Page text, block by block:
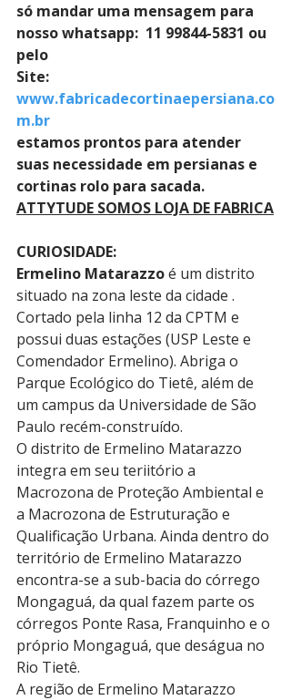
só mandar uma mensagem para
nosso whatsapp:  11 99844-5831 ou
pelo
Site:
www.fabricadecortinaepersiana.co
m.br
estamos prontos para atender
suas necessidade em persianas e
cortinas rolo para sacada.
ATTYTUDE SOMOS LOJA DE FABRICA
CURIOSIDADE:
Ermelino Matarazzo é um distrito
situado na zona leste da cidade .
Cortado pela linha 12 da CPTM e
possui duas estações (USP Leste e
Comendador Ermelino). Abriga o
Parque Ecológico do Tietê, além de
um campus da Universidade de São
Paulo recém-construído.
O distrito de Ermelino Matarazzo
integra em seu teriitório a
Macrozona de Proteção Ambiental e
a Macrozona de Estruturação e
Qualificação Urbana. Ainda dentro do
território de Ermelino Matarazzo
encontra-se a sub-bacia do córrego
Mongaguá, da qual fazem parte os
córregos Ponte Rasa, Franquinho e o
próprio Mongaguá, que deságua no
Rio Tietê.
A região de Ermelino Matarazzo